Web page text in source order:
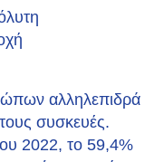
αλληλεπιδρά
τους συσκευές.
2022, το 59,4%